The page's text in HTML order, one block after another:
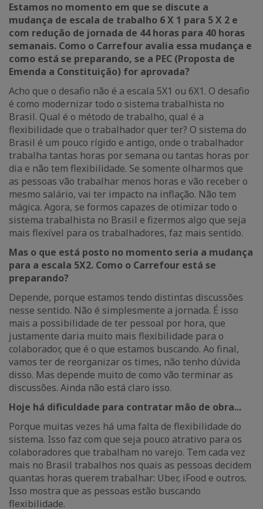
Estamos no momento em que se discute a
mudança de escala de trabalho 6 X 1 para 5 X 2 e
com redução de jornada de 44 horas para 40 horas
semanais. Como o Carrefour avalia essa mudança e
como está se preparando, se a PEC (Proposta de
Emenda a Constituição) for aprovada?
Acho que o desafio não é a escala 5X1 ou 6X1. O desafio
é como modernizar todo o sistema trabalhista no
Brasil. Qual é o método de trabalho, qual é a
flexibilidade que o trabalhador quer ter? O sistema do
Brasil é um pouco rígido e antigo, onde o trabalhador
trabalha tantas horas por semana ou tantas horas por
dia e não tem flexibilidade. Se somente olharmos que
as pessoas vão trabalhar menos horas e vão receber o
mesmo salário, vai ter impacto na inflação. Não tem
mágica. Agora, se formos capazes de otimizar todo o
sistema trabalhista no Brasil e fizermos algo que seja
mais flexível para os trabalhadores, faz mais sentido.
Mas o que está posto no momento seria a mudança
para a escala 5X2. Como o Carrefour está se
preparando?
Depende, porque estamos tendo distintas discussões
nesse sentido. Não é simplesmente a jornada. É isso
mais a possibilidade de ter pessoal por hora, que
justamente daria muito mais flexibilidade para o
colaborador, que é o que estamos buscando. Ao final,
vamos ter de reorganizar os times, não tenho dúvida
disso. Mas depende muito de como vão terminar as
discussões. Ainda não está claro isso.
Hoje há dificuldade para contratar mão de obra...
Porque muitas vezes há uma falta de flexibilidade do
sistema. Isso faz com que seja pouco atrativo para os
colaboradores que trabalham no varejo. Tem cada vez
mais no Brasil trabalhos nos quais as pessoas decidem
quantas horas querem trabalhar: Uber, iFood e outros.
Isso mostra que as pessoas estão buscando
flexibilidade.